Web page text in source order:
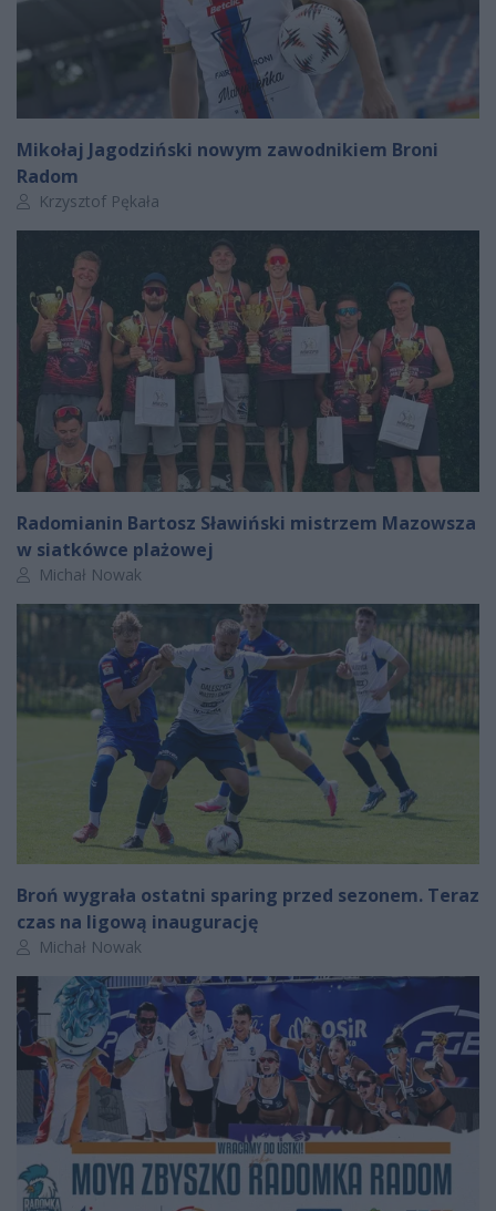
Mikołaj Jagodziński nowym zawodnikiem Broni
Radom
Autor artykułu:
Krzysztof Pękała
Radomianin Bartosz Sławiński mistrzem Mazowsza
w siatkówce plażowej
Autor artykułu:
Michał Nowak
Broń wygrała ostatni sparing przed sezonem. Teraz
czas na ligową inaugurację
Autor artykułu:
Michał Nowak